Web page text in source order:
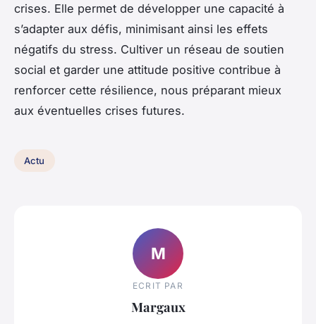
crises. Elle permet de développer une capacité à
s’adapter aux défis, minimisant ainsi les effets
négatifs du stress. Cultiver un réseau de soutien
social et garder une attitude positive contribue à
renforcer cette résilience, nous préparant mieux
aux éventuelles crises futures.
Actu
M
ECRIT PAR
Margaux